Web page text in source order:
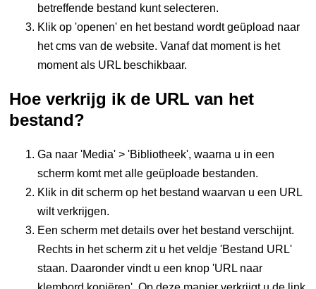
betreffende bestand kunt selecteren.
Klik op 'openen' en het bestand wordt geüpload naar
het cms van de website. Vanaf dat moment is het
moment als URL beschikbaar.
Hoe verkrijg ik de URL van het
bestand?
Ga naar 'Media' > 'Bibliotheek', waarna u in een
scherm komt met alle geüploade bestanden.
Klik in dit scherm op het bestand waarvan u een URL
wilt verkrijgen.
Een scherm met details over het bestand verschijnt.
Rechts in het scherm zit u het veldje 'Bestand URL'
staan. Daaronder vindt u een knop 'URL naar